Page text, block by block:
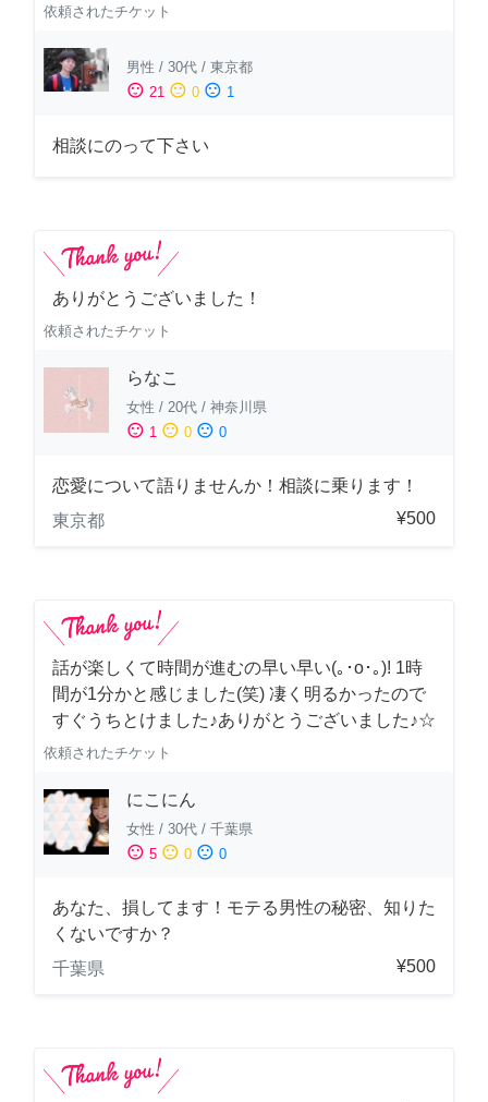
依頼されたチケット
男性 / 30代 / 東京都
sentiment_satisfied 21 sentiment_neutral 0 sentiment_dissatisfied 1
相談にのって下さい
ありがとうございました！
依頼されたチケット
らなこ
女性 / 20代 / 神奈川県
sentiment_satisfied 1 sentiment_neutral 0 sentiment_dissatisfied 0
恋愛について語りませんか！相談に乗ります！
東京都
¥500
話が楽しくて時間が進むの早い早い(｡･о･｡)! 1時
間が1分かと感じました(笑) 凄く明るかったので
すぐうちとけました♪ありがとうございました♪☆
依頼されたチケット
にこにん
女性 / 30代 / 千葉県
sentiment_satisfied 5 sentiment_neutral 0 sentiment_dissatisfied 0
あなた、損してます！モテる男性の秘密、知りた
くないですか？
千葉県
¥500